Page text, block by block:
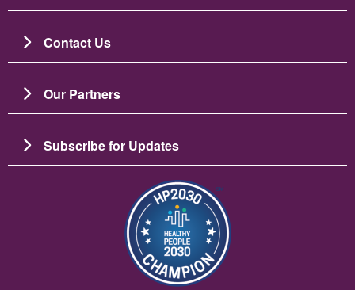
Contact Us
Our Partners
Subscribe for Updates
ပုံရိပ်